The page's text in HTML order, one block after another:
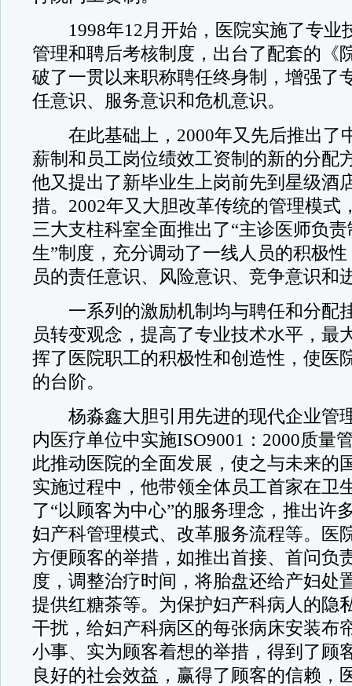
1998年12月开始，医院实施了专业
管理和聘后考核制度，出台了配套的《
破了一贯以来职称聘任终身制，增强了
任意识、服务意识和危机意识。
在此基础上，2000年又先后推出了
薪制和员工岗位绩效工资制的新的分配
他又提出了新毕业生上岗前先到星级酒
措。2002年又大胆改革传统的管理模式
三大支柱科室全面推出了“主诊医师负责
生”制度，充分调动了一线人员的积极
员的责任意识、风险意识、竞争意识和
一系列的激励机制均与聘任和分配
员转变观念，提高了专业技术水平，最
挥了医院职工的积极性和创造性，使医
的台阶。
杨淼鑫大胆引用先进的现代企业管
内医疗单位中实施ISO9001：2000质量
此推动医院的全面发展，使之与未来的
实施过程中，他带领全体员工首家在卫
了“以顾客为中心”的服务理念，推出许
妇产科管理模式、改革服务流程等。医
方便顾客的举措，如推出首接、首问负
度，调整治疗时间，将胎盘还给产妇处
提供红糖茶等。为保护妇产科病人的隐
干扰，给妇产科病区的每张病床安装布
小事、实为顾客着想的举措，得到了顾
良好的社会效益，赢得了顾客的信赖，